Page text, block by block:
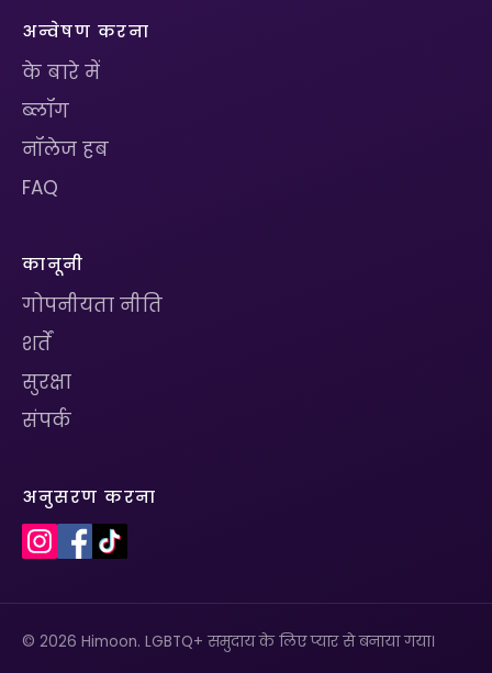
अन्वेषण करना
के बारे में
ब्लॉग
नॉलेज हब
FAQ
कानूनी
गोपनीयता नीति
शर्तें
सुरक्षा
संपर्क
अनुसरण करना
© 2026 Himoon. LGBTQ+ समुदाय के लिए प्यार से बनाया गया।